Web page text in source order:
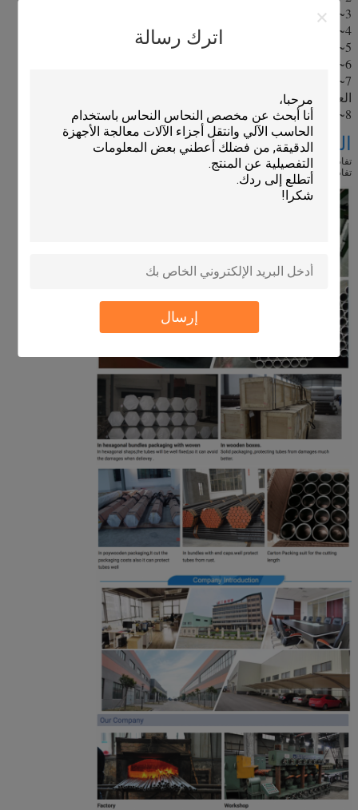
اترك رسالة
إرسال
3~ تسخين و نهاية المطرقة للرسم البارد
4~ الرسم البارد والطحن البارد، التفتيش على الخط
5~ المعالجة الحرارية، +A، +SRA، +LC، +N، Q+T
6~ تصويب-القطع إلى طول محدد-انتهاء فحص القياس
7~ الاختبار الميكانيكي في مختبراتنا الخاصة مع قوة الشد ، قوة
العائد ، التمدد ، الصلابة ، التأثير ، الهيكل الصغير ، الخ
8~ التعبئة والجوارب.
التعبئة والتسليم
تفاصيل التعبئة: في حزم أو في صناديق خشبية
تفاصيل التسليم: 30-60 يوم